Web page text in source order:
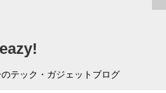
テック・ガジェットブログ